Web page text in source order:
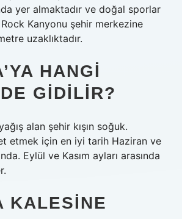
yer almaktadır ve doğal sporlar
Kanyonu şehir merkezine
uzaklıktadır.
HANGI
GIDILIR?
alan şehir kışın soğuk.
etmek için en iyi tarih Haziran ve
Eylül ve Kasım ayları arasında
KALESINE